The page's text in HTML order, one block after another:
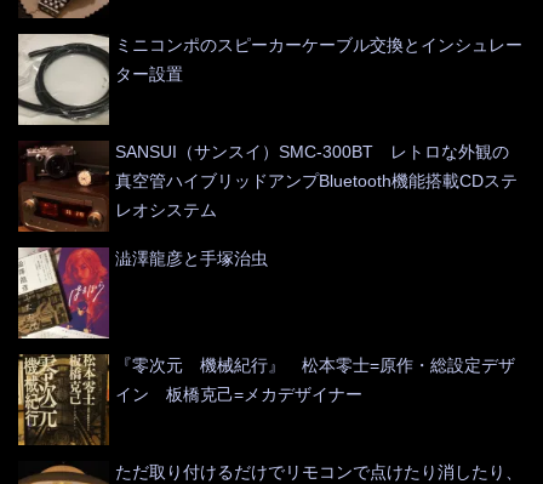
ミニコンポのスピーカーケーブル交換とインシュレー
ター設置
SANSUI（サンスイ）SMC-300BT レトロな外観の
真空管ハイブリッドアンプBluetooth機能搭載CDステ
レオシステム
澁澤龍彦と手塚治虫
『零次元 機械紀行』 松本零士=原作・総設定デザ
イン 板橋克己=メカデザイナー
ただ取り付けるだけでリモコンで点けたり消したり、